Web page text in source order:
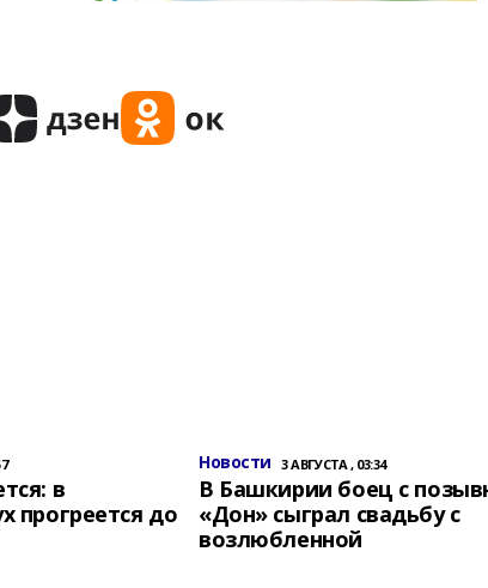
в
прогреется до
Новости 3 АВГУСТА , 03:34
В Башкирии боец с
«Дон» сыграл свадьбу с
возлюбленной